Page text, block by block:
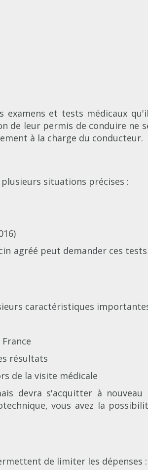
et tests médicaux
de leur permis de conduire ne
à la charge du conducteur.
situations précises :
agréé peut demander ces
caractéristiques
résultats
de la visite médicale
devra s'acquitter à
vous avez la
de limiter les dépenses :